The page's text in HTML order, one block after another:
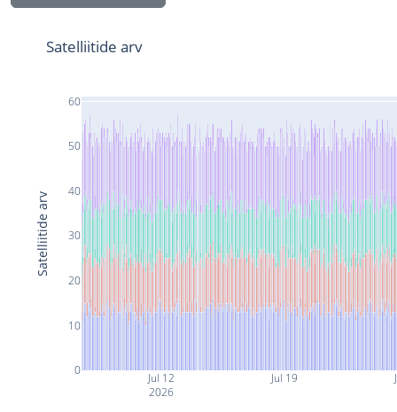
Jul 12
2026
Jul 19
0
10
20
30
40
50
60
Satelliitide arv
Satelliitide arv